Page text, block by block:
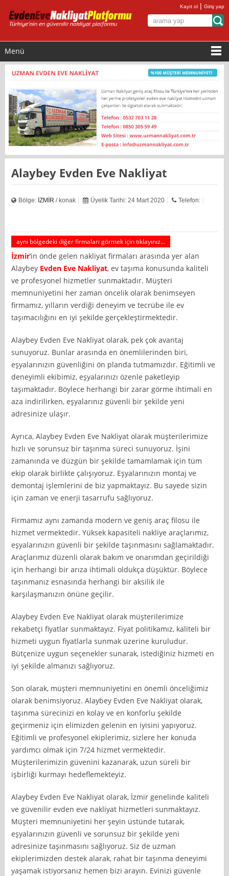
Kayıt ol |Giriş yap
Menü
Alaybey Evden Eve Nakliyat
Bölge: İZMİR / konak Üyelik Tarihi: 24 Mart 2020 Telefon:
aynı bölgedeki diğer firmaları görmek için tıklayınız...
İzmir‘in önde gelen nakliyat firmaları arasında yer alan
Alaybey Evden Eve Nakliyat, ev taşıma konusunda kaliteli
ve profesyonel hizmetler sunmaktadır. Müşteri
memnuniyetini her zaman öncelik olarak benimseyen
firmamız, yılların verdiği deneyim ve tecrübe ile ev
taşımacılığını en iyi şekilde gerçekleştirmektedir.
Alaybey Evden Eve Nakliyat olarak, pek çok avantaj
sunuyoruz. Bunlar arasında en önemlilerinden biri,
eşyalarınızın güvenliğini ön planda tutmamızdır. Eğitimli ve
deneyimli ekibimiz, eşyalarınızı özenle paketleyip
taşımaktadır. Böylece herhangi bir zarar görme ihtimali en
aza indirilirken, eşyalarınız güvenli bir şekilde yeni
adresinize ulaşır.
Ayrıca, Alaybey Evden Eve Nakliyat olarak müşterilerimize
hızlı ve sorunsuz bir taşınma süreci sunuyoruz. İşini
zamanında ve düzgün bir şekilde tamamlamak için tüm
ekip olarak birlikte çalışıyoruz. Eşyalarınızın montaj ve
demontaj işlemlerini de biz yapmaktayız. Bu sayede sizin
için zaman ve enerji tasarrufu sağlıyoruz.
Firmamız aynı zamanda modern ve geniş araç filosu ile
hizmet vermektedir. Yüksek kapasiteli nakliye araçlarımız,
eşyalarınızın güvenli bir şekilde taşınmasını sağlamaktadır.
Araçlarımız düzenli olarak bakım ve onarımdan geçirildiği
için herhangi bir arıza ihtimali oldukça düşüktür. Böylece
taşınmanız esnasında herhangi bir aksilik ile
karşılaşmanızın önüne geçilir.
Alaybey Evden Eve Nakliyat olarak müşterilerimize
rekabetçi fiyatlar sunmaktayız. Fiyat politikamız, kaliteli bir
hizmeti uygun fiyatlarla sunmak üzerine kuruludur.
Bütçenize uygun seçenekler sunarak, istediğiniz hizmeti en
iyi şekilde almanızı sağlıyoruz.
Son olarak, müşteri memnuniyetini en önemli önceliğimiz
olarak benimsiyoruz. Alaybey Evden Eve Nakliyat olarak,
taşınma sürecinizi en kolay ve en konforlu şekilde
geçirmeniz için elimizden gelenin en iyisini yapıyoruz.
Eğitimli ve profesyonel ekiplerimiz, sizlere her konuda
yardımcı olmak için 7/24 hizmet vermektedir.
Müşterilerimizin güvenini kazanarak, uzun süreli bir
işbirliği kurmayı hedeflemekteyiz.
Alaybey Evden Eve Nakliyat olarak, İzmir genelinde kaliteli
ve güvenilir evden eve nakliyat hizmetleri sunmaktayız.
Müşteri memnuniyetini her şeyin üstünde tutarak,
eşyalarınızın güvenli ve sorunsuz bir şekilde yeni
adresinize taşınmasını sağlıyoruz. Siz de uzman
ekiplerimizden destek alarak, rahat bir taşınma deneyimi
yaşamak istiyorsanız hemen bizi arayın. Evinizi güvenle